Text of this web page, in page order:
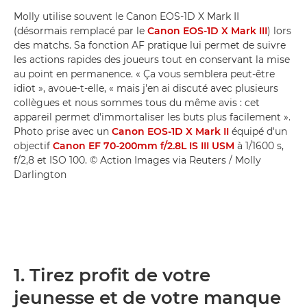
Molly utilise souvent le Canon EOS-1D X Mark II
(désormais remplacé par le Canon EOS-1D X Mark III) lors
des matchs. Sa fonction AF pratique lui permet de suivre
les actions rapides des joueurs tout en conservant la mise
au point en permanence. « Ça vous semblera peut-être
idiot », avoue-t-elle, « mais j'en ai discuté avec plusieurs
collègues et nous sommes tous du même avis : cet
appareil permet d'immortaliser les buts plus facilement ».
Photo prise avec un Canon EOS-1D X Mark II équipé d'un
objectif Canon EF 70-200mm f/2.8L IS III USM à 1/1600 s,
f/2,8 et ISO 100. © Action Images via Reuters / Molly
Darlington
1. Tirez profit de votre
jeunesse et de votre manque